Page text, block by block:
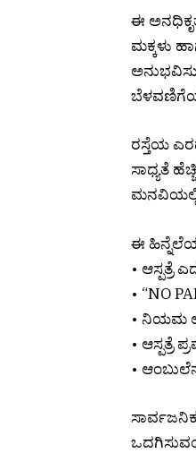
ಈ
ಮಕ್ಕಳು
ರಸ್ತೆಯ
ಸಾಧ್ಯತೆ
ಮನವಿಯಲ್ಲಿ
ಈ
• ಆಸ್ಪತ್ರೆ
• “NO
• ನಿಯಮ
• ಆಸ್ಪತ್ರೆ
•